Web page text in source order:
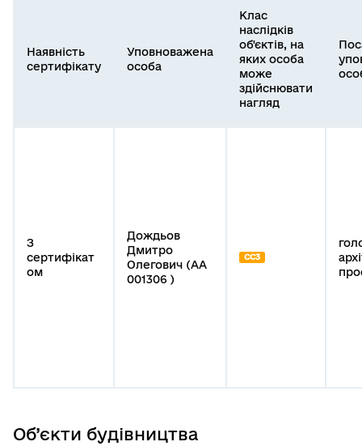
Наявність
сертифікату
Уповноважена
особа
Клас
наслідків
об'єктів, на
яких особа
може
здійснювати
нагляд
З
сертифікат
ом
Дождьов
Дмитро
Олегович (АА
001306 )
СС3
Об’єкти будівництва